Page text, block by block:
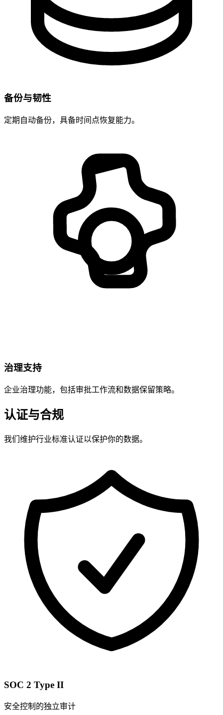
备份与韧性
定期自动备份，具备时间点恢复能力。
治理支持
企业治理功能，包括审批工作流和数据保留策略。
认证与合规
我们维护行业标准认证以保护你的数据。
SOC 2 Type II
安全控制的独立审计